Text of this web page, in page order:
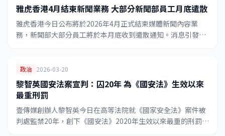
雅虎香港4月結束新聞業務 大部分新聞部員工月底遣散
雅虎香港今日公布將於2026年4月正式結束媒體新聞內容業
務，新聞部大部分員工將於本月底收到遣散通知。消息引發本
政治 2026-03-20
黎智英國安法案宣判：囚20年 為《國安法》生效以來
最重刑罰
壹傳媒創辦人黎智英今日在高等法院就《國家安全法》案件被
判處監禁20年，創下《國安法》2020年生效以來最重的刑罰紀